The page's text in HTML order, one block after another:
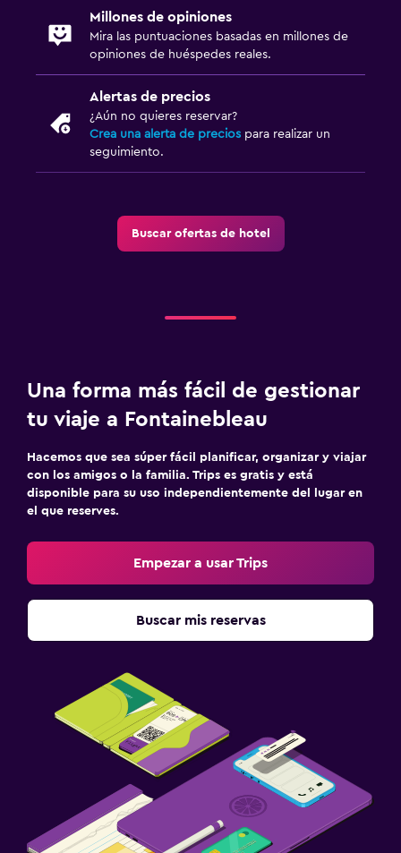
Millones de opiniones
Mira las puntuaciones basadas en millones de
opiniones de huéspedes reales.
Alertas de precios
¿Aún no quieres reservar?
Crea una alerta de precios para realizar un
seguimiento.
Buscar ofertas de hotel
Una forma más fácil de gestionar
tu viaje a Fontainebleau
Hacemos que sea súper fácil planificar, organizar y viajar
con los amigos o la familia. Trips es gratis y está
disponible para su uso independientemente del lugar en
el que reserves.
Empezar a usar Trips
Buscar mis reservas